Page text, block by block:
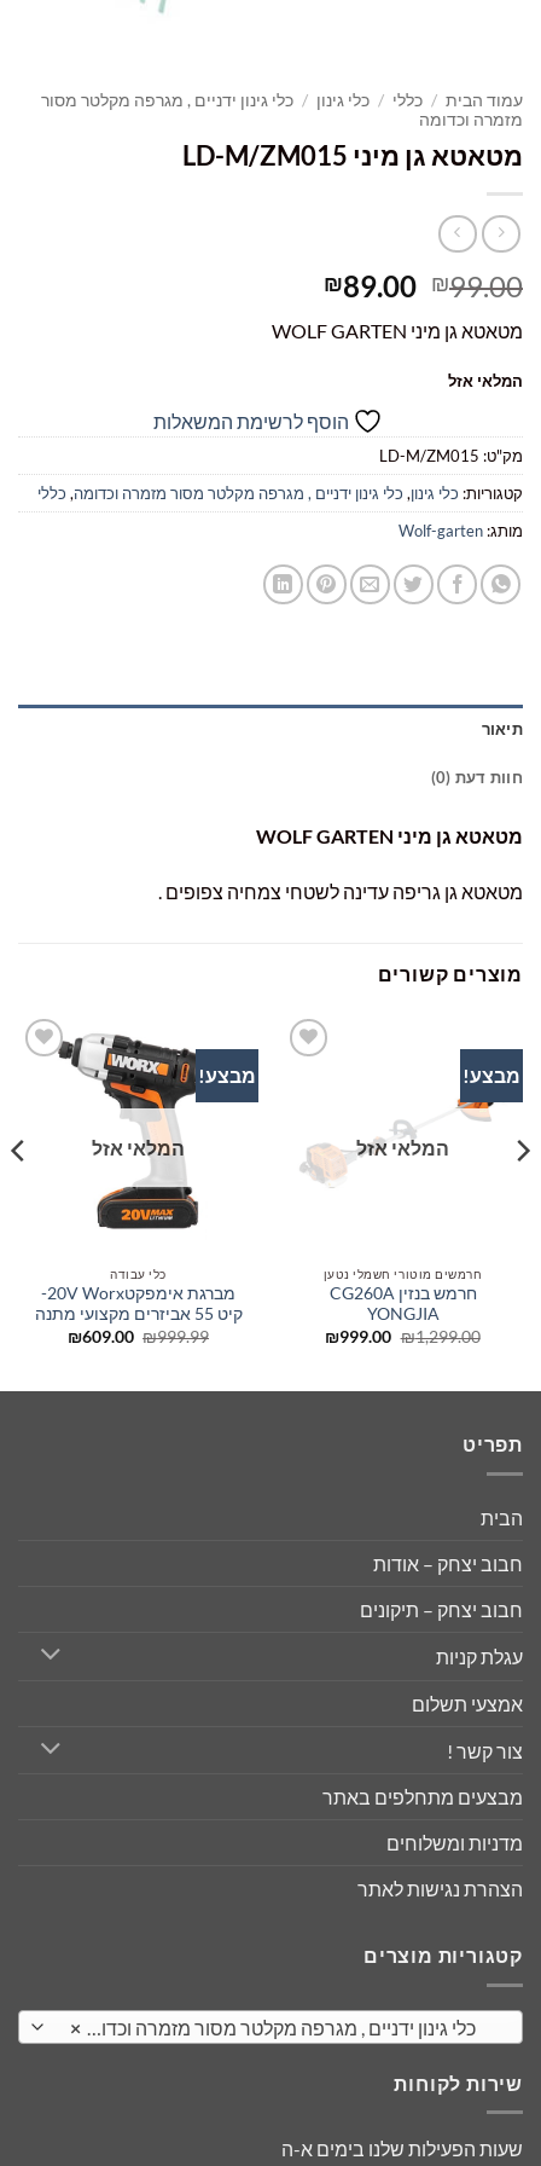
עמוד הבית כללי כלי גינון
כלי גינון ידניים , מגרפה מקלטר מסור
מזמרה וכדומה
מטאטא גן מיני LD-M/ZM015
₪99.00
המחיר
היה:
₪89.00 המחיר
הוא:
מטאטא גן מיני WOLF GARTEN
המלאי אזל
הוסף לרשימת המשאלות
מק"ט:LD-M/ZM015
קטגוריות:כלי גינון,כלי גינון ידניים , מגרפה מקלטר מסור מזמרה וכדומה,כללי
מותג:Wolf-garten
תיאור
חוות דעת (0)
מטאטא גן מיני WOLF GARTEN
מטאטא גן גריפה עדינה לשטחי צמחיה צפופים .
מוצרים קשורים
מבצע!
המלאי אזל
חרמשים מוטורי חשמלי נטען
חרמש בנזין CG260A
YONGJIA
₪1,299.00
המחיר ₪999.00
המחיר
מבצע!
המלאי אזל
כלי עבודה
מברגת אימפקט20V Worx-
קיט 55 אביזרים מקצועי מתנה
₪999.99
המחיר ₪609.00
המחיר
תפריט
הבית
חבוב יצחק – אודות
חבוב יצחק – תיקונים
עגלת קניות
אמצעי תשלום
צור קשר !
מבצעים מתחלפים באתר
מדניות ומשלוחים
הצהרת נגישות לאתר
קטגוריות מוצרים
× כלי גינון ידניים , מגרפה מקלטר מסור מזמרה וכדומה
שירות לקוחות
שעות הפעילות שלנו בימים א-ה